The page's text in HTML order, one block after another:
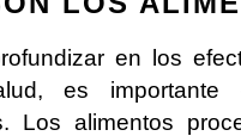
en los
es
Los alimentos